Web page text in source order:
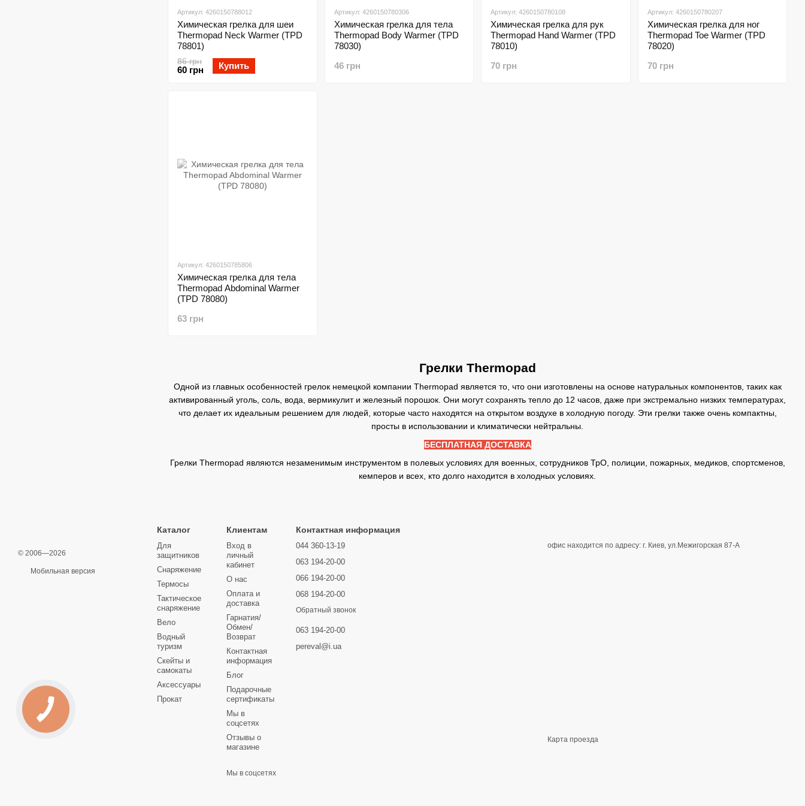
Грелки Thermopad
Одной из главных особенностей грелок немецкой компании Thermopad является то, что они изготовлены на основе натуральных компонентов, таких как
активированный уголь, соль, вода, вермикулит и железный порошок. Они могут сохранять тепло до 12 часов, даже при экстремально низких температурах,
что делает их идеальным решением для людей, которые часто находятся на открытом воздухе в холодную погоду. Эти грелки также очень компактны,
просты в использовании и климатически нейтральны.
БЕСПЛАТНАЯ ДОСТАВКА
Грелки Thermopad являются незаменимым инструментом в полевых условиях для военных, сотрудников ТрО, полиции, пожарных, медиков, спортсменов,
кемперов и всех, кто долго находится в холодных условиях.
Артикул: 4260150788012
Химическая грелка для шеи
Thermopad Neck Warmer (TPD
78801)
86 грн
60 грн Купить
Артикул: 4260150780306
Химическая грелка для тела
Thermopad Body Warmer (TPD
78030)
46 грн
Артикул: 4260150780108
Химическая грелка для рук
Thermopad Hand Warmer (TPD
78010)
70 грн
Артикул: 4260150780207
Химическая грелка для ног
Thermopad Toe Warmer (TPD
78020)
70 грн
Артикул: 4260150785806
Химическая грелка для тела
Thermopad Abdominal Warmer
(TPD 78080)
63 грн
© 2006—2026
Мобильная версия
Каталог
Для
защитников
Снаряжение
Термосы
Тактическое
снаряжение
Вело
Водный
туризм
Скейты и
самокаты
Аксессуары
Прокат
Клиентам
Вход в
личный
кабинет
О нас
Оплата и
доставка
Гарнатия/
Обмен/
Возврат
Контактная
информация
Блог
Подарочные
сертификаты
Мы в
соцсетях
Отзывы о
магазине
Мы в соцсетях
Контактная информация
044 360-13-19
063 194-20-00
066 194-20-00
068 194-20-00
Обратный звонок
063 194-20-00
pereval@i.ua
офис находится по адресу: г. Киев, ул.Межигорская 87-А
Карта проезда